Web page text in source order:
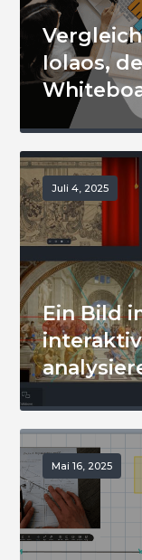
Iolaos,
Juli 4, 2025
Ein Bild
Mai 16, 2025